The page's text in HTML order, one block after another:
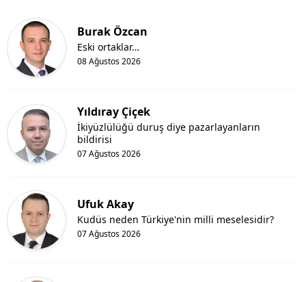
Burak Özcan
08 Ağustos 2026
Eski ortaklar…
Yıldıray Çiçek
07 Ağustos 2026
İkiyüzlülüğü duruş diye pazarlayanların
bildirisi
Ufuk Akay
07 Ağustos 2026
Kudüs neden Türkiye'nin milli meselesidir?